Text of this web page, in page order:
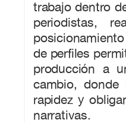
trabajo dentro
periodistas,
de perfiles
producción a
cambio,
rapidez y
narrativas.